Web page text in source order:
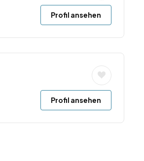
Profil ansehen
Profil ansehen